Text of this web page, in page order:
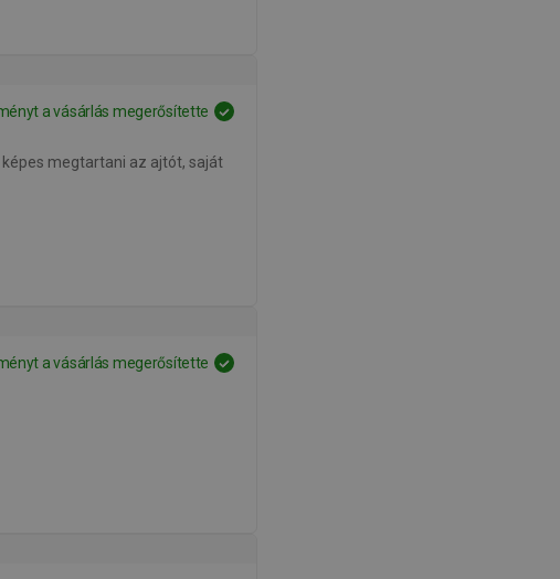
a vásárlás megerősítette
megtartani az ajtót, saját
a vásárlás megerősítette
GREEK